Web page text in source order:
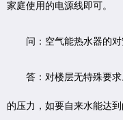
家庭使用的电源线即可。
问：空气能热水器的
答：对楼层无特殊要
的压力，如要自来水能达